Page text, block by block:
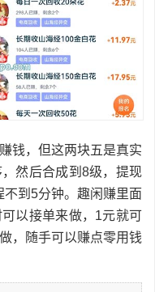
钱，但这两块五是真实
然后合成到8级，提现
到5分钟。趣闲赚里面
以接单来做，1元就可
，随手可以赚点零用钱